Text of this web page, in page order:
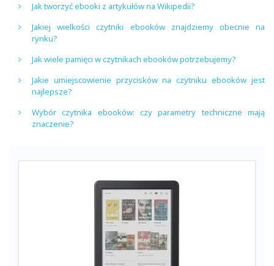
Jak tworzyć ebooki z artykułów na Wikipedii?
Jakiej wielkości czytniki ebooków znajdziemy obecnie na
rynku?
Jak wiele pamięci w czytnikach ebooków potrzebujemy?
Jakie umiejscowienie przycisków na czytniku ebooków jest
najlepsze?
Wybór czytnika ebooków: czy parametry techniczne mają
znaczenie?